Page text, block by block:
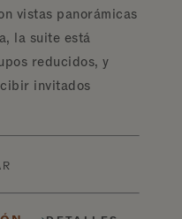
vistas panorámicas
la suite está
reducidos, y
invitados